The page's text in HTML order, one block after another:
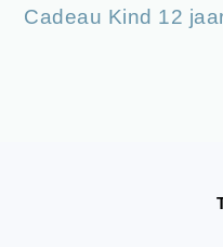
Cadeau Kind 12